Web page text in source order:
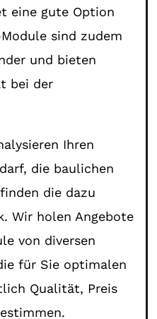
eine gute Option
sind zudem
und bieten
bei der
Ihren
die baulichen
die dazu
. Wir holen Angebote
von diversen
für Sie optimalen
Qualität, Preis